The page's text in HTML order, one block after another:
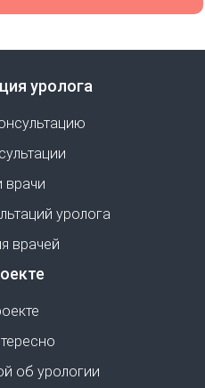
уролога
врачи
уролога
врачей
об урологии